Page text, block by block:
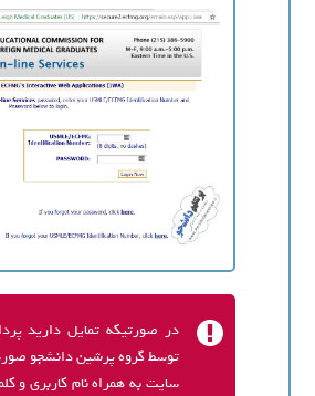
در صورتیکه تمایل دارید
توسط گروه پرشین دانشجو
سایت به همراه نام کاربری و